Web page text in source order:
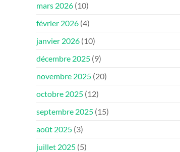
mars 2026 (10)
février 2026 (4)
janvier 2026 (10)
décembre 2025 (9)
novembre 2025 (20)
octobre 2025 (12)
septembre 2025 (15)
août 2025 (3)
juillet 2025 (5)